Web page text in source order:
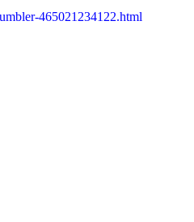
465021234122.html